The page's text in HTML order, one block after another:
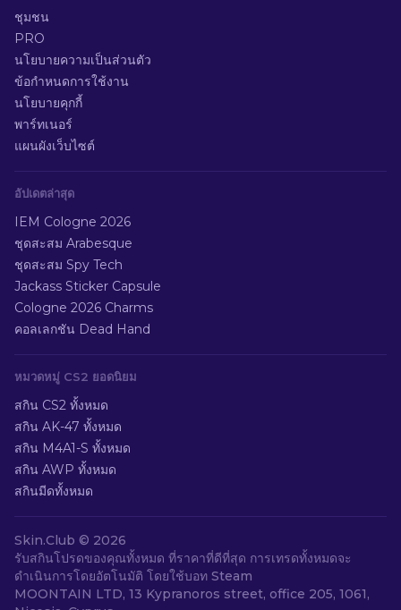
ชุมชน
PRO
นโยบายความเป็นส่วนตัว
ข้อกำหนดการใช้งาน
นโยบายคุกกี้
พาร์ทเนอร์
แผนผังเว็บไซต์
อัปเดตล่าสุด
IEM Cologne 2026
ชุดสะสม Arabesque
ชุดสะสม Spy Tech
Jackass Sticker Capsule
Cologne 2026 Charms
คอลเลกชัน Dead Hand
หมวดหมู่ CS2 ยอดนิยม
สกิน CS2 ทั้งหมด
สกิน AK-47 ทั้งหมด
สกิน M4A1-S ทั้งหมด
สกิน AWP ทั้งหมด
สกินมีดทั้งหมด
Skin.Club © 2026
รับสกินโปรดของคุณทั้งหมด ที่ราคาที่ดีที่สุด การเทรดทั้งหมดจะ
ดำเนินการโดยอัตโนมัติ โดยใช้บอท Steam
MOONTAIN LTD, 13 Kypranoros street, office 205, 1061,